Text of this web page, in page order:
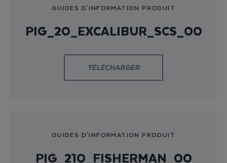
GUIDES D'INFORMATION PRODUIT
PIG_20_EXCALIBUR_SCS_00
TÉLÉCHARGER
GUIDES D'INFORMATION PRODUIT
PIG_210_FISHERMAN_00